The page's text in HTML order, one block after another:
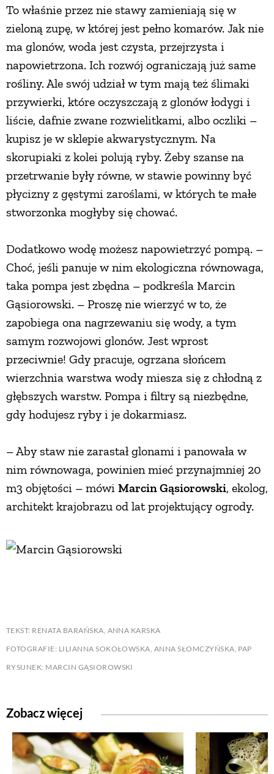
To właśnie przez nie stawy zamieniają się w
zieloną zupę, w której jest pełno komarów. Jak nie
ma glonów, woda jest czysta, przejrzysta i
napowietrzona. Ich rozwój ograniczają już same
rośliny. Ale swój udział w tym mają też ślimaki
przywierki, które oczyszczają z glonów łodygi i
liście, dafnie zwane rozwielitkami, albo oczliki –
kupisz je w sklepie akwarystycznym. Na
skorupiaki z kolei polują ryby. Żeby szanse na
przetrwanie były równe, w stawie powinny być
płycizny z gęstymi zaroślami, w których te małe
stworzonka mogłyby się chować.
Dodatkowo wodę możesz napowietrzyć pompą. –
Choć, jeśli panuje w nim ekologiczna równowaga,
taka pompa jest zbędna – podkreśla Marcin
Gąsiorowski. – Proszę nie wierzyć w to, że
zapobiega ona nagrzewaniu się wody, a tym
samym rozwojowi glonów. Jest wprost
przeciwnie! Gdy pracuje, ogrzana słońcem
wierzchnia warstwa wody miesza się z chłodną z
głębszych warstw. Pompa i filtry są niezbędne,
gdy hodujesz ryby i je dokarmiasz.
– Aby staw nie zarastał glonami i panowała w
nim równowaga, powinien mieć przynajmniej 20
m3 objętości – mówi Marcin Gąsiorowski, ekolog,
architekt krajobrazu od lat projektujący ogrody.
TEKST: RENATA BARAŃSKA, ANNA KARSKA
FOTOGRAFIE: LILIANNA SOKOŁOWSKA, ANNA SŁOMCZYŃSKA, PAP
RYSUNEK: MARCIN GĄSIOROWSKI
Zobacz więcej
INNE